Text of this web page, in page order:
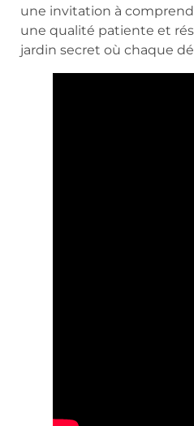
une invitation à
une qualité patiente et
jardin secret où chaque